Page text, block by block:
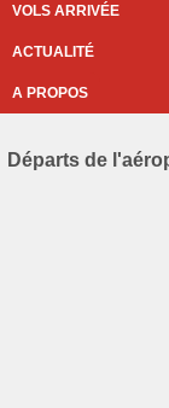
VOLS ARRIVÉE
ACTUALITÉ
A PROPOS
Départs de